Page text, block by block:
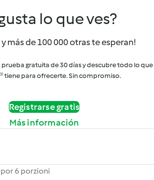
lo que ves?
más de 100 000 otras te esperan!
prueba gratuita de 30 días y descubre todo lo que
tiene para ofrecerte. Sin compromiso.
Registrarse gratis
Más información
por 6 porzioni